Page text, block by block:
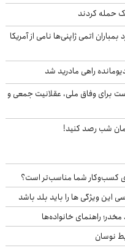
حمله کردند
اتمی ژاپنی‌ها نامی از آمریکا
راهی مادرید شد
برای وفاق ملی، عقلانیت جمعی و
شب رصد کنید!
کسب‌وکار شما مناسب‌تر است؟
این ویژگی ها را باید بلد باشد
نوسان